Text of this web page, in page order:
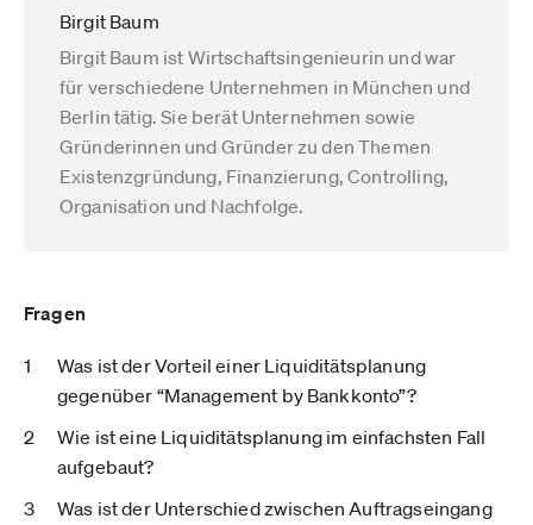
Birgit Baum
Birgit Baum ist Wirtschaftsingenieurin und war
für verschiedene Unternehmen in München und
Berlin tätig. Sie berät Unternehmen sowie
Gründerinnen und Gründer zu den Themen
Existenzgründung, Finanzierung, Controlling,
Organisation und Nachfolge.
Fragen
Was ist der Vorteil einer Liquiditätsplanung
gegenüber “Management by Bankkonto”?
Wie ist eine Liquiditätsplanung im einfachsten Fall
aufgebaut?
Was ist der Unterschied zwischen Auftragseingang